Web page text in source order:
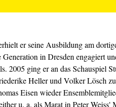
er seine Ausbildung am
in Dresden engagiert
2005 ging er an das Schauspiel
Heller und Volker Lösch
Eisen wieder
u. a. als Marat in Peter